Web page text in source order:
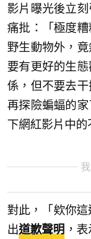
影片曝光後立
痛批：「極度
野生動物外，
要有更好的生
係，但不要去
再探險蝙蝠的
下網紅影片中的
對此，「欸你
出道歉聲明 ，